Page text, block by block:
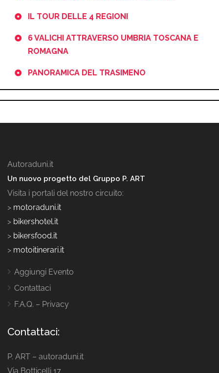
IL TOUR DELLE 4 REGIONI
6 VALICHI ATTRAVERSO UMBRIA TOSCANA E
ROMAGNA
PANORAMICA DEL TRASIMENO
Autoraduni.it
Un nuovo progetto del Gruppo P. ART
Visita i portali del nostro circuito:
> motoraduni.it
> bikershotel.it
> bikersfood.it
> motoitinerari.it
Aggiungi Evento
Contattaci
F.A.Q. – Privacy
Contattaci:
P. ART – autoraduni.it
Via Botticelli 17